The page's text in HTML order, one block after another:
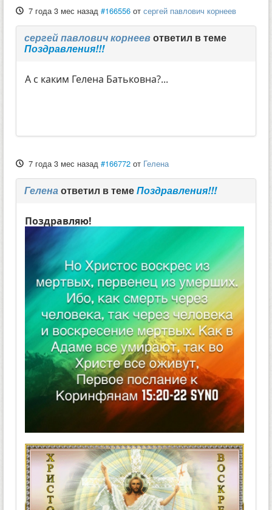
7 года 3 мес назад #166556 отсергей павлович корнеев
сергей павлович корнеевответил в теме
Поздравления!!!
А с каким Гелена Батьковна?...
7 года 3 мес назад #166772 от Гелена
Геленаответил в темеПоздравления!!!
Поздравляю!